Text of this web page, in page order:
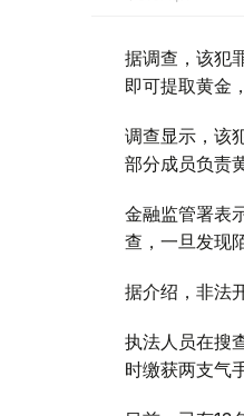
据调查，该犯
即可提取黄金
调查显示，该
部分成员负责
金融监管署表
查，一旦发现
据介绍，非法
执法人员在搜
时缴获两支气